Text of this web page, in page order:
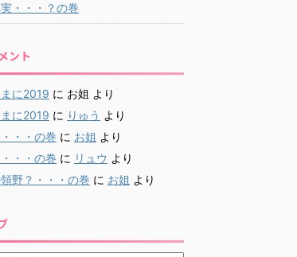
・・・？の巻
ント
に2019 に お姐 より
に2019 に りゅう より
・・の巻 に お姐 より
・・の巻 に リュウ より
野？・・・の巻 に お姐 より